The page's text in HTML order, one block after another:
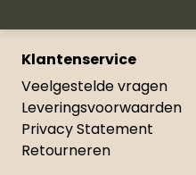
Klantenservice
Veelgestelde vragen
Leveringsvoorwaarden
Privacy Statement
Retourneren